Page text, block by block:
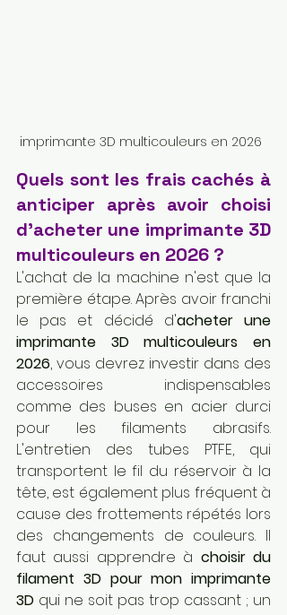
imprimante 3D multicouleurs en 2026
Quels sont les frais cachés à
anticiper après avoir choisi
d'acheter une imprimante 3D
multicouleurs en 2026 ?
L'achat de la machine n'est que la
première étape. Après avoir franchi
le pas et décidé d'acheter une
imprimante 3D multicouleurs en
2026, vous devrez investir dans des
accessoires indispensables
comme des buses en acier durci
pour les filaments abrasifs.
L'entretien des tubes PTFE, qui
transportent le fil du réservoir à la
tête, est également plus fréquent à
cause des frottements répétés lors
des changements de couleurs. Il
faut aussi apprendre à choisir du
filament 3D pour mon imprimante
3D qui ne soit pas trop cassant ; un